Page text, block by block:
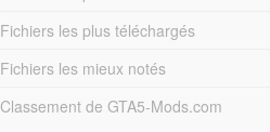
Fichiers les plus téléchargés
Fichiers les mieux notés
Classement de GTA5-Mods.com